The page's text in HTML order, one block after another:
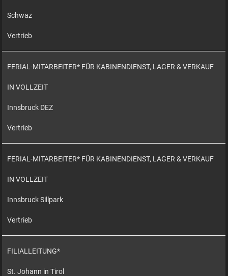
Schwaz
Vertrieb
FERIAL-MITARBEITER* FÜR KABINENDIENST, LAGER & VERKAUF
IN VOLLZEIT
Innsbruck DEZ
Vertrieb
FERIAL-MITARBEITER* FÜR KABINENDIENST, LAGER & VERKAUF
IN VOLLZEIT
Innsbruck Sillpark
Vertrieb
FILIALLEITUNG*
St. Johann in Tirol